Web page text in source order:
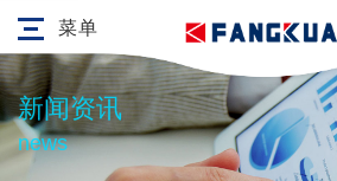
菜单
新闻资讯
news